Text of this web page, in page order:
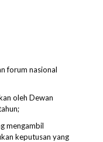
forum nasional
oleh Dewan
mengambil
keputusan yang